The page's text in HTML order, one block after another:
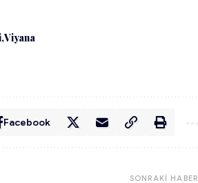
Viyana
Facebook
SONRAKI HABER